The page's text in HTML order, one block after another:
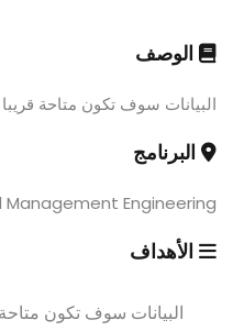
الوصف
البيانات سوف تكون متاحة
البرنامج
Management Engineering
الأهداف
البيانات سوف تكون متاحة